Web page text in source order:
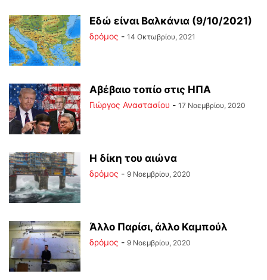
Εδώ είναι Βαλκάνια (9/10/2021)
δρόμος - 14 Οκτωβρίου, 2021
Αβέβαιο τοπίο στις ΗΠΑ
Γιώργος Αναστασίου - 17 Νοεμβρίου, 2020
Η δίκη του αιώνα
δρόμος - 9 Νοεμβρίου, 2020
Άλλο Παρίσι, άλλο Καμπούλ
δρόμος - 9 Νοεμβρίου, 2020